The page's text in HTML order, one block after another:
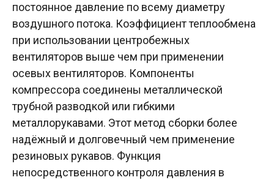
постоянное давление по всему диаметру
воздушного потока. Коэффициент теплообмена
при использовании центробежных
вентиляторов выше чем при применении
осевых вентиляторов. Компоненты
компрессора соединены металлической
трубной разводкой или гибкими
металлорукавами. Этот метод сборки более
надёжный и долговечный чем применение
резиновых рукавов. Функция
непосредственного контроля давления в